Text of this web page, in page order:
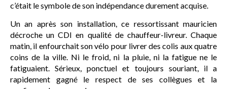
c’était le symbole de son indépendance durement acquise.
Un an après son installation, ce ressortissant mauricien
décroche un CDI en qualité de chauffeur-livreur. Chaque
matin, il enfourchait son vélo pour livrer des colis aux quatre
coins de la ville. Ni le froid, ni la pluie, ni la fatigue ne le
fatiguaient. Sérieux, ponctuel et toujours souriant, il a
rapidement gagné le respect de ses collègues et la